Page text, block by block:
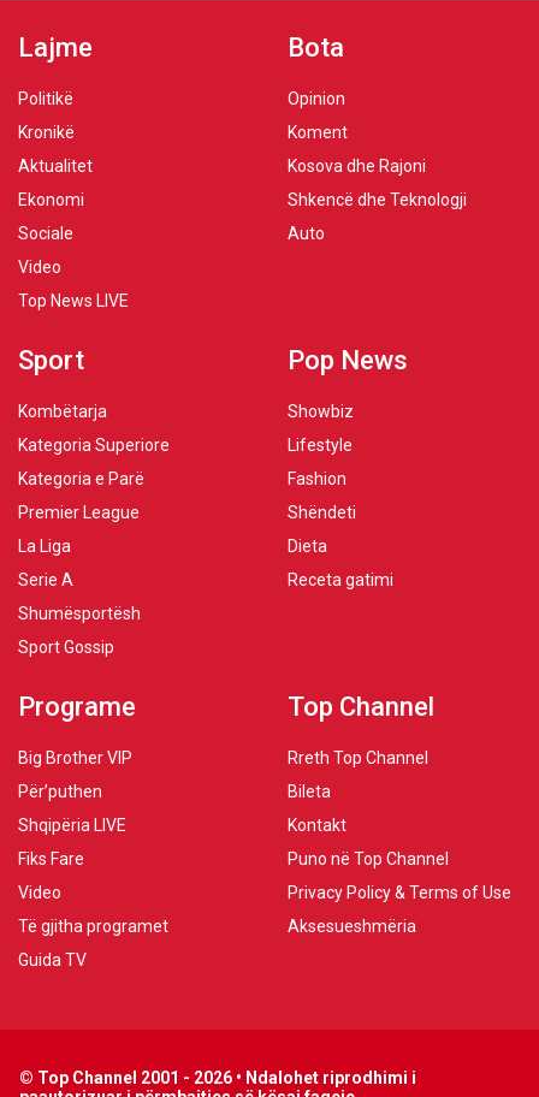
Lajme
Politikë
Kronikë
Aktualitet
Ekonomi
Sociale
Video
Top News LIVE
Bota
Opinion
Koment
Kosova dhe Rajoni
Shkencë dhe Teknologji
Auto
Sport
Kombëtarja
Kategoria Superiore
Kategoria e Parë
Premier League
La Liga
Serie A
Shumësportësh
Sport Gossip
Pop News
Showbiz
Lifestyle
Fashion
Shëndeti
Dieta
Receta gatimi
Programe
Big Brother VIP
Për’puthen
Shqipëria LIVE
Fiks Fare
Video
Të gjitha programet
Guida TV
Top Channel
Rreth Top Channel
Bileta
Kontakt
Puno në Top Channel
Privacy Policy & Terms of Use
Aksesueshmëria
© Top Channel 2001 - 2026 • Ndalohet riprodhimi i